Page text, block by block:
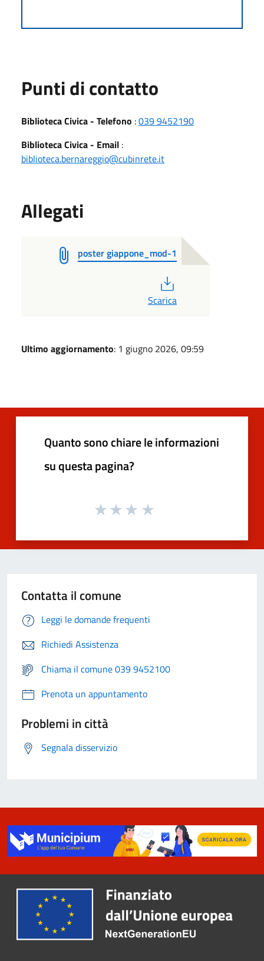
Punti di contatto
Biblioteca Civica - Telefono :039 9452190
Biblioteca Civica - Email :
biblioteca.bernareggio@cubinrete.it
Allegati
poster giappone_mod-1
Scarica
Ultimo aggiornamento: 1 giugno 2026, 09:59
Quanto sono chiare le informazioni
su questa pagina?
Contatta il comune
Leggi le domande frequenti
Richiedi Assistenza
Chiama il comune 039 9452100
Prenota un appuntamento
Problemi in città
Segnala disservizio